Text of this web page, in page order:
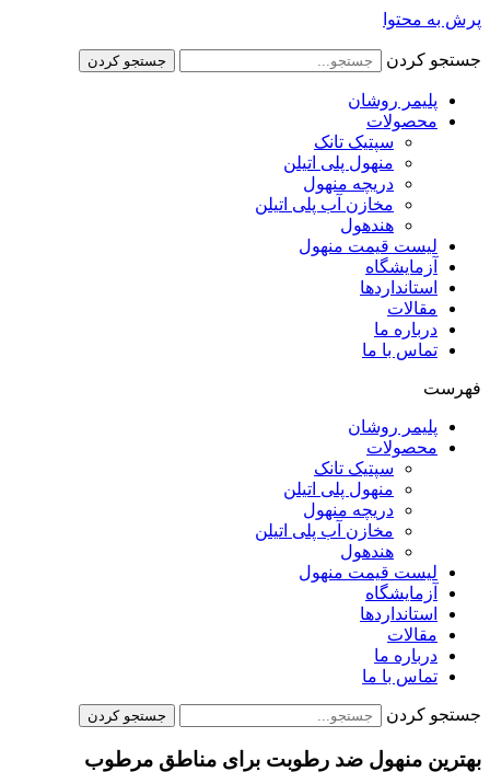
پرش به محتوا
جستجو کردن جستجو کردن
پلیمر روشان
محصولات
سپتیک تانک
منهول پلی اتیلن
دریچه منهول
مخازن آب پلی اتیلن
هندهول
لیست قیمت منهول
آزمایشگاه
استانداردها
مقالات
درباره ما
تماس با ما
فهرست
پلیمر روشان
محصولات
سپتیک تانک
منهول پلی اتیلن
دریچه منهول
مخازن آب پلی اتیلن
هندهول
لیست قیمت منهول
آزمایشگاه
استانداردها
مقالات
درباره ما
تماس با ما
جستجو کردن جستجو کردن
بهترین منهول ضد رطوبت برای مناطق مرطوب